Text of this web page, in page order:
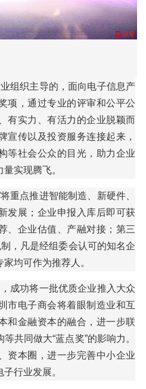
组织主导的，面向电子信息产
项，通过专业的评审和公平公
有实力、有活力的企业脱颖而
宣传以及投资服务连接起来，
等社会公众的目光，助力企业
实现腾飞。
重点推进智能制造、新硬件、
发展；企业申报入库后即可获
、企业估值、产融对接；第三
，凡是经组委会认可的知名企
均可作为推荐人。
成功将一批优质企业推入大众
市电子商会将着眼制造业和互
和金融资本的融合，进一步联
共同做大“蓝点奖”的影响力。
资本圈，进一步完善中小企业
行业发展。